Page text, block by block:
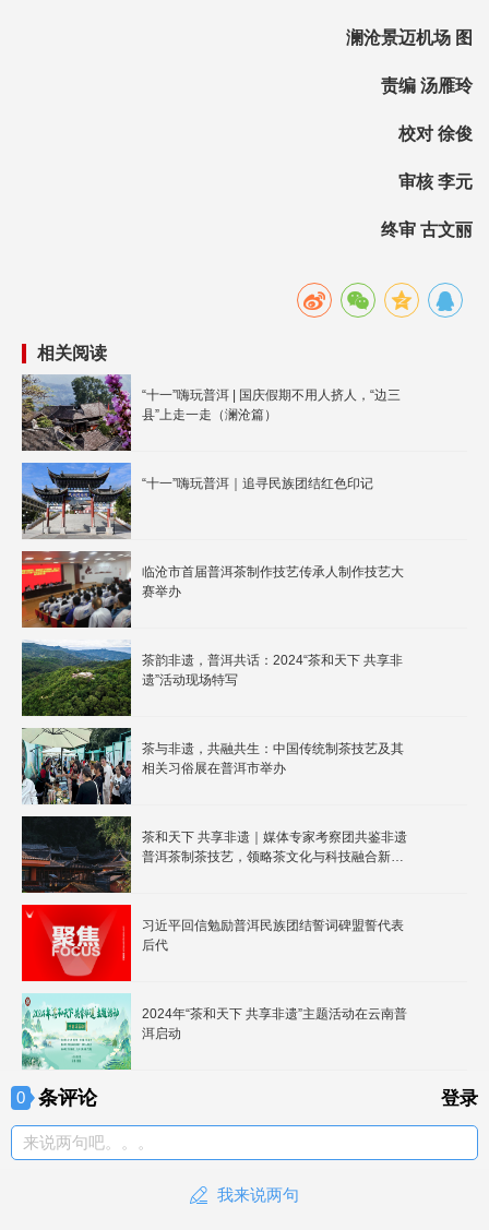
澜沧景迈机场 图
责编 汤雁玲
校对 徐俊
审核 李元
终审 古文丽
相关阅读
“十一”嗨玩普洱 | 国庆假期不用人挤人，“边三
县”上走一走（澜沧篇）
“十一”嗨玩普洱｜追寻民族团结红色印记
临沧市首届普洱茶制作技艺传承人制作技艺大
赛举办
茶韵非遗，普洱共话：2024“茶和天下 共享非
遗”活动现场特写
茶与非遗，共融共生：中国传统制茶技艺及其
相关习俗展在普洱市举办
茶和天下 共享非遗｜媒体专家考察团共鉴非遗
普洱茶制茶技艺，领略茶文化与科技融合新景
习近平回信勉励普洱民族团结誓词碑盟誓代表
后代
2024年“茶和天下 共享非遗”主题活动在云南普
洱启动
0 条评论 登录
来说两句吧。。。
我来说两句